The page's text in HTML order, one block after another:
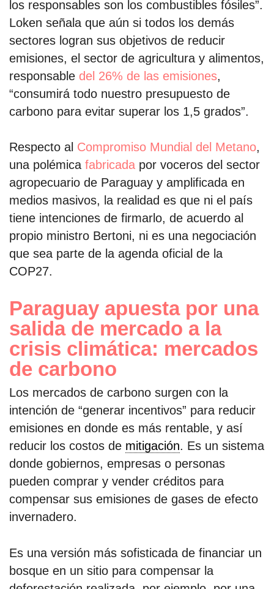
los responsables son los combustibles fósiles”.
Loken señala que aún si todos los demás
sectores logran sus objetivos de reducir
emisiones, el sector de agricultura y alimentos,
responsable del 26% de las emisiones,
“consumirá todo nuestro presupuesto de
carbono para evitar superar los 1,5 grados”.
Respecto al Compromiso Mundial del Metano,
una polémica fabricada por voceros del sector
agropecuario de Paraguay y amplificada en
medios masivos, la realidad es que ni el país
tiene intenciones de firmarlo, de acuerdo al
propio ministro Bertoni, ni es una negociación
que sea parte de la agenda oficial de la
COP27.
Paraguay apuesta por una
salida de mercado a la
crisis climática: mercados
de carbono
Los mercados de carbono surgen con la
intención de “generar incentivos” para reducir
emisiones en donde es más rentable, y así
reducir los costos de mitigación. Es un sistema
donde gobiernos, empresas o personas
pueden comprar y vender créditos para
compensar sus emisiones de gases de efecto
invernadero.
Es una versión más sofisticada de financiar un
bosque en un sitio para compensar la